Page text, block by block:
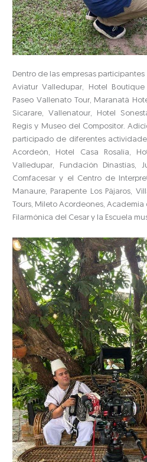
Dentro de las empresas
Aviatur Valledupar, Hotel
Paseo Vallenato Tour, Maranatá
Sicarare, Vallenatour, Hotel
Regis y Museo del Compositor.
participado de diferentes
Acordeón, Hotel Casa Rosalía,
Valledupar, Fundación Dinastías,
Comfacesar y el Centro de
Manaure, Parapente Los Pájaros,
Tours, Mileto Acordeones, Academia
Filarmónica del Cesar y la Escuela